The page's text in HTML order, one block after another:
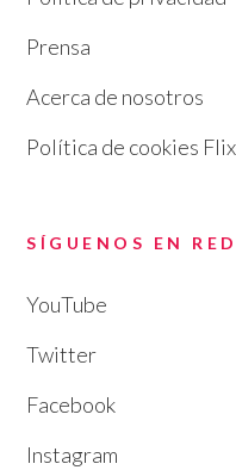
Prensa
Acerca de nosotros
Política de cookies
SÍGUENOS EN
YouTube
Twitter
Facebook
Instagram